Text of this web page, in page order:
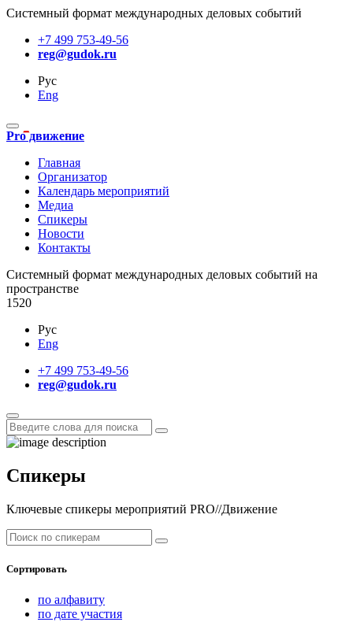
Системный формат международных деловых событий
+7 499 753-49-56
reg@gudok.ru
Рус
Eng
Pro движение
Главная
Организатор
Календарь мероприятий
Медиа
Спикеры
Новости
Контакты
Cистемный формат международных деловых событий на
пространстве
1520
Рус
Eng
+7 499 753-49-56
reg@gudok.ru
Спикеры
Ключевые спикеры мероприятий PRO//Движение
Сортировать
по алфавиту
по дате участия